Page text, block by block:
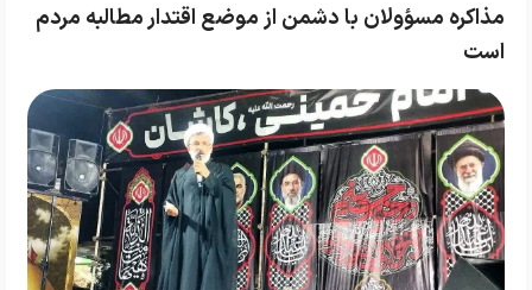
مذاکره مسؤولان با دشمن از موضع اقتدار مطالبه مردم
است